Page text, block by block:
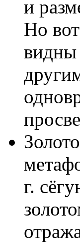
и
Но
видны
г.